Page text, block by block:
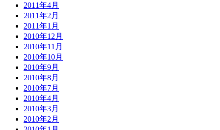
2011年4月
2011年2月
2011年1月
2010年12月
2010年11月
2010年10月
2010年9月
2010年8月
2010年7月
2010年4月
2010年3月
2010年2月